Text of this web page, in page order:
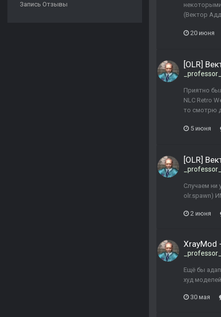
Запись Отзывы
(Вектор
20 июня
[OLR]
Приятно
NLC Retro
то смотрю
5 июня
[OLR]
Случаем ни
olr.spawn)
2 июня
XrayMod
Ещё бы
худ
30 мая